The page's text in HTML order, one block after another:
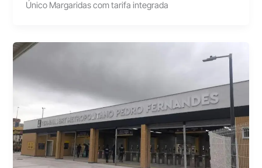
Único Margaridas com tarifa integrada